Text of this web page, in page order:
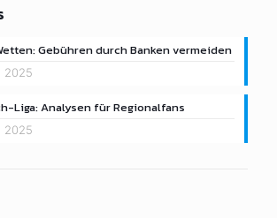
Gebühren durch Banken vermeiden
2025
Liga: Analysen für Regionalfans
2025